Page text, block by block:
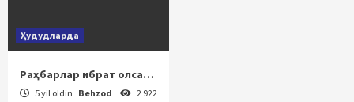
Ҳудудларда
Раҳбарлар ибрат олса…
5 yil oldin Behzod 2 922